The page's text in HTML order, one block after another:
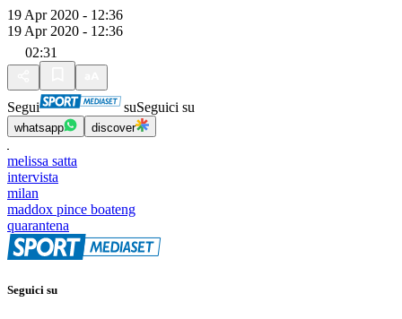
19 Apr 2020 - 12:36
19 Apr 2020 - 12:36
02:31
Segui suSeguici su
whatsapp discover
melissa satta
intervista
milan
maddox pince boateng
quarantena
Seguici su